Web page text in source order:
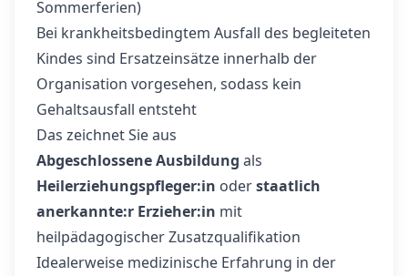
Sommerferien)
Bei krankheitsbedingtem Ausfall des begleiteten
Kindes sind Ersatzeinsätze innerhalb der
Organisation vorgesehen, sodass kein
Gehaltsausfall entsteht
Das zeichnet Sie aus
Abgeschlossene Ausbildung als
Heilerziehungspfleger:in oderstaatlich
anerkannte:r Erzieher:in mit
heilpädagogischer Zusatzqualifikation
Idealerweise medizinische Erfahrung in der